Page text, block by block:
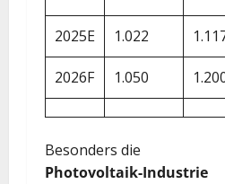
2025E 1.022
2026F 1.050
Besonders die
Photovoltaik-Industrie